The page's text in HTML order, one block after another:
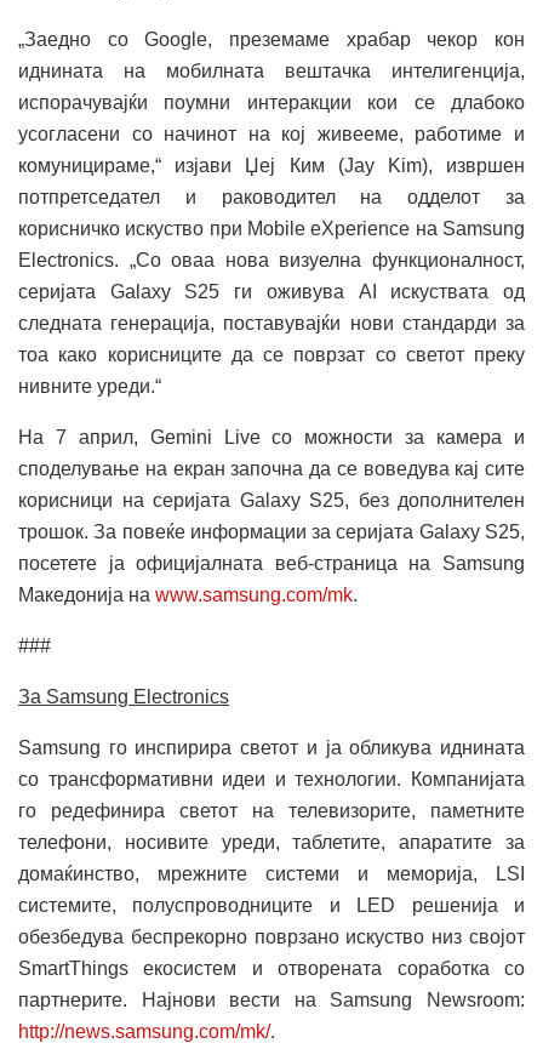
„Заедно со Google, преземаме храбар чекор кон
иднината на мобилната вештачка интелигенција,
испорачувајќи поумни интеракции кои се длабоко
усогласени со начинот на кој живееме, работиме и
комуницираме,“ изјави Џеј Ким (Jay Kim), извршен
потпретседател и раководител на одделот за
корисничко искуство при Mobile eXperience на Samsung
Electronics. „Со оваа нова визуелна функционалност,
серијата Galaxy S25 ги оживува AI искуствата од
следната генерација, поставувајќи нови стандарди за
тоа како корисниците да се поврзат со светот преку
нивните уреди.“
На 7 април, Gemini Live со можности за камера и
споделување на екран започна да се воведува кај сите
корисници на серијата Galaxy S25, без дополнителен
трошок. За повеќе информации за серијата Galaxy S25,
посетете ја официјалната веб-страница на Samsung
Македонија на www.samsung.com/mk.
###
За Samsung Electronics
Samsung го инспирира светот и ја обликува иднината
со трансформативни идеи и технологии. Компанијата
го редефинира светот на телевизорите, паметните
телефони, носивите уреди, таблетите, апаратите за
домаќинство, мрежните системи и меморија, LSI
системите, полуспроводниците и LED решенија и
обезбедува беспрекорно поврзано искуство низ својот
SmartThings екосистем и отворената соработка со
партнерите. Најнови вести на Samsung Newsroom:
http://news.samsung.com/mk/.